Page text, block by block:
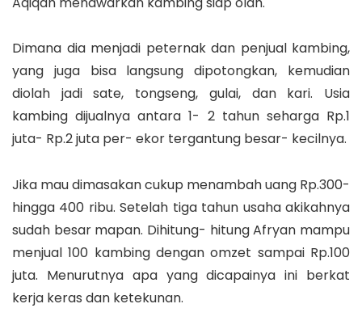
Dimana dia menjadi peternak dan penjual kambing,
yang juga bisa langsung dipotongkan, kemudian
diolah jadi sate, tongseng, gulai, dan kari. Usia
kambing dijualnya antara 1- 2 tahun seharga Rp.1
juta- Rp.2 juta per- ekor tergantung besar- kecilnya.
Jika mau dimasakan cukup menambah uang Rp.300-
hingga 400 ribu. Setelah tiga tahun usaha akikahnya
sudah besar mapan. Dihitung- hitung Afryan mampu
menjual 100 kambing dengan omzet sampai Rp.100
juta. Menurutnya apa yang dicapainya ini berkat
kerja keras dan ketekunan.